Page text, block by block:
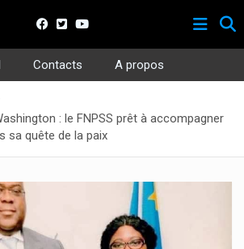
Contacts
A propos
: le FNPSS prêt à accompagner
sa quête de la paix